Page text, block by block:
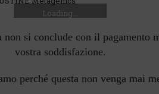
Loading...
non si conclude con il pagamento
vostra soddisfazione.
perché questa non venga mai